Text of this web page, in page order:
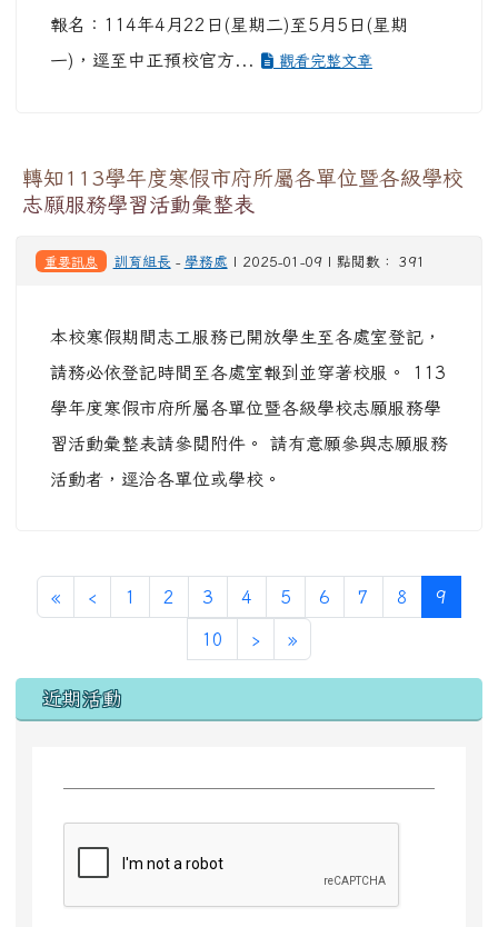
報名：114年4月22日(星期二)至5月5日(星期
一)，逕至中正預校官方...
觀看完整文章
轉知113學年度寒假市府所屬各單位暨各級學校
志願服務學習活動彙整表
重要訊息 訓育組長 - 學務處 | 2025-01-09 | 點閱數： 391
本校寒假期間志工服務已開放學生至各處室登記，
請務必依登記時間至各處室報到並穿著校服。 113
學年度寒假市府所屬各單位暨各級學校志願服務學
習活動彙整表請參閱附件。 請有意願參與志願服務
活動者，逕洽各單位或學校。
«第一頁
‹ 上一頁
1 2 3 4 5 6 7 8 9
10 ›下一頁
»最後頁
左邊區域內容
近期活動